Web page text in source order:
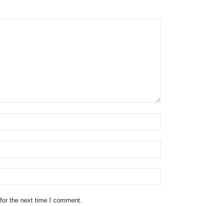
the next time I comment.